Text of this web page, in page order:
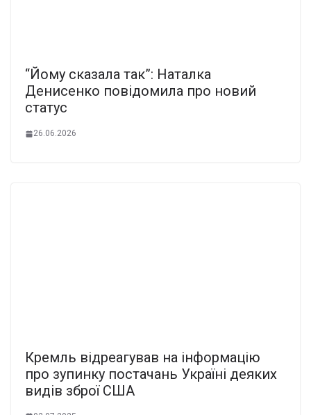
“Йому сказала так”: Наталка
Денисенко повідомила про новий
статус
26.06.2026
Кремль відреагував на інформацію
про зупинку постачань Україні деяких
видів зброї США